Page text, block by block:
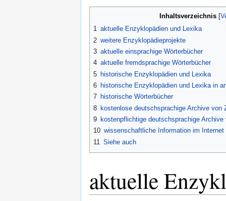
Inhaltsverzeichnis
1 aktuelle Enzyklopädien und Lexika
2 weitere Enzyklopädieprojekte
3 aktuelle einsprachige Wörterbücher
4 aktuelle fremdsprachige Wörterbücher
5 historische Enzyklopädien und Lexika
6 historische Enzyklopädien und Lexika in
7 historische Wörterbücher
8 kostenlose deutschsprachige Archive von
9 kostenpflichtige deutschsprachige
10 wissenschaftliche Information im Internet
11 Siehe auch
aktuelle